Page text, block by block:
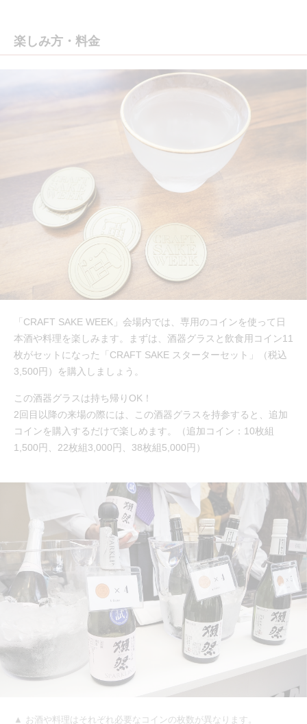
楽しみ方・料金
「CRAFT SAKE WEEK」会場内では、専用のコインを使って日
本酒や料理を楽しみます。まずは、酒器グラスと飲食用コイン11
枚がセットになった「CRAFT SAKE スターターセット」（税込
3,500円）を購入しましょう。
この酒器グラスは持ち帰りOK！
2回目以降の来場の際には、この酒器グラスを持参すると、追加
コインを購入するだけで楽しめます。（追加コイン：10枚組
1,500円、22枚組3,000円、38枚組5,000円）
▲ お酒や料理はそれぞれ必要なコインの枚数が異なります。